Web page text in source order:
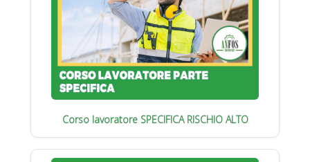
Corso lavoratore SPECIFICA RISCHIO ALTO